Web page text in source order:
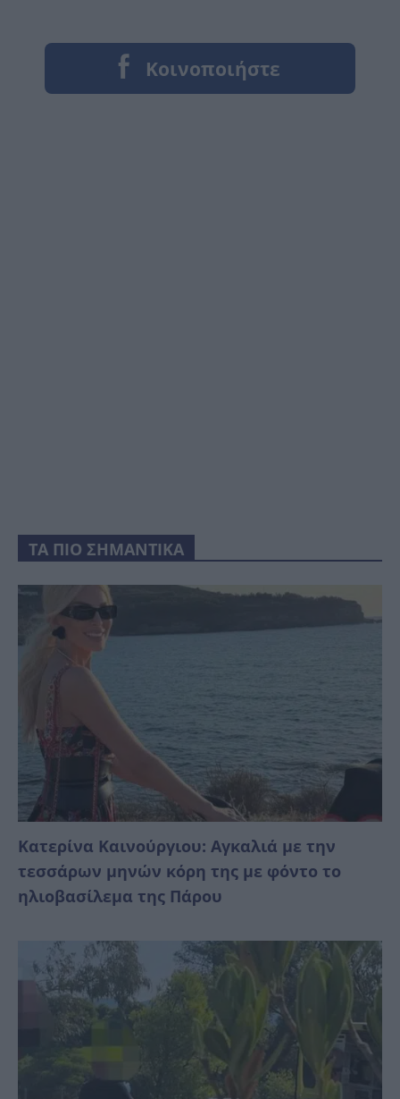
ΤΑ ΠΙΟ ΣΗΜΑΝΤΙΚΑ
Κατερίνα Καινούργιου: Αγκαλιά με την
τεσσάρων μηνών κόρη της με φόντο το
ηλιοβασίλεμα της Πάρου